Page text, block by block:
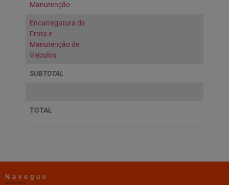
Manutenção
Encarregatura de
Frota e
Manutenção de
Veículos
SUBTOTAL
TOTAL
Navegue